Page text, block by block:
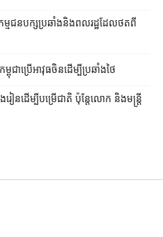
មជន​បក្ស​ប្រឆាំង​និង​ពលរដ្ឋ​ដែល​ថត​ពី​
ជា​ប្រើ​អាវុធ​ចិន​ដើម្បី​ប្រឆាំង​ថៃ
ដើម្បី​បម្រើ​ជាតិ ប៉ុន្តែ​លោក និង​មន្ត្រី​​